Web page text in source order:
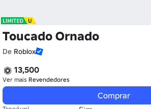
Toucado Ornado
De Roblox
13,500
Ver mais Revendedores
Comprar